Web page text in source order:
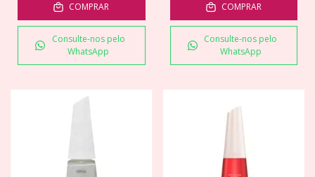
COMPRAR
Consulte-nos pelo
WhatsApp
COMPRAR
Consulte-nos pelo
WhatsApp